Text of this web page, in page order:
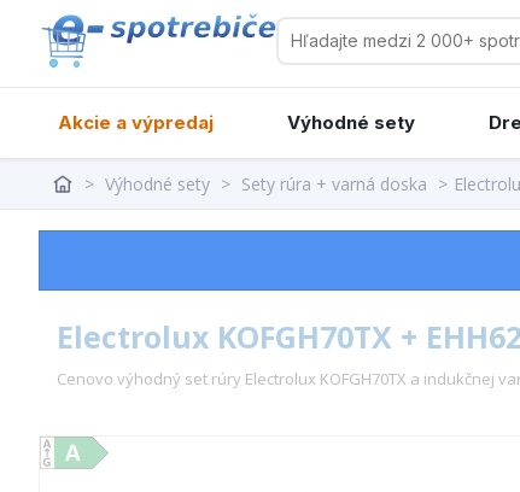
Akcie a výpredaj Výhodné sety
> Výhodné sety > Sety rúra + varná doska >
Electrolux KOFGH70TX +
Cenovo výhodný set rúry Electrolux KOFGH70TX a indukčnej